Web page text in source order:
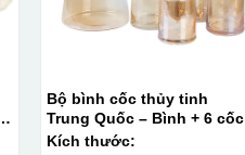
Bộ bình cốc thủy tinh
Trung Quốc – Bình + 6 cốc
Kích thước: